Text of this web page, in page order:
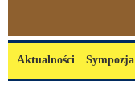
Menu główne
Aktualności Sympozja